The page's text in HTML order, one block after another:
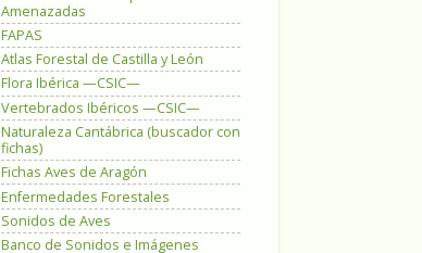
Amenazadas
FAPAS
Atlas Forestal de Castilla y León
Flora Ibérica —CSIC—
Vertebrados Ibéricos —CSIC—
Naturaleza Cantábrica (buscador con
fichas)
Fichas Aves de Aragón
Enfermedades Forestales
Sonidos de Aves
Banco de Sonidos e Imágenes